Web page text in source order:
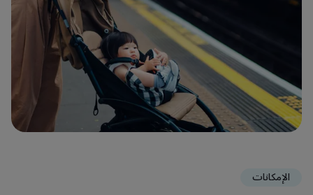
الإمكانات